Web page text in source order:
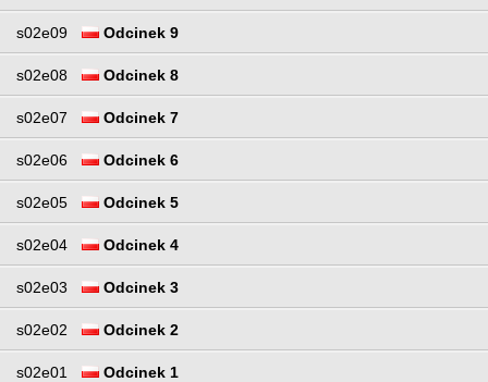
s02e09 Odcinek 9
s02e08 Odcinek 8
s02e07 Odcinek 7
s02e06 Odcinek 6
s02e05 Odcinek 5
s02e04 Odcinek 4
s02e03 Odcinek 3
s02e02 Odcinek 2
s02e01 Odcinek 1